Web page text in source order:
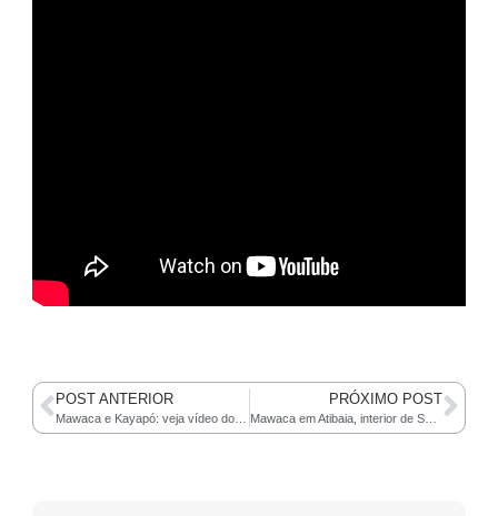
POST ANTERIOR
Mawaca e Kayapó: veja vídeo do show “Mekaron – imagem da alma”
PRÓXIMO POST
Mawaca em Atibaia, interior de São Paulo